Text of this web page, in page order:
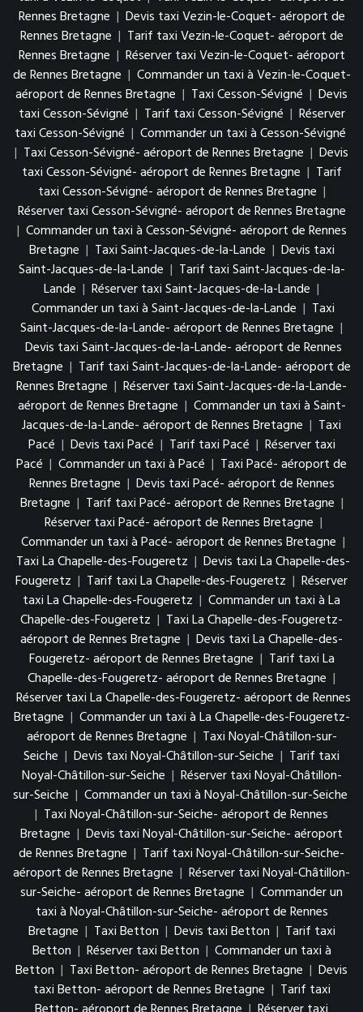
Rennes Bretagne | Devis taxi Vezin-le-Coquet- aéroport de
Rennes Bretagne | Tarif taxi Vezin-le-Coquet- aéroport de
Rennes Bretagne | Réserver taxi Vezin-le-Coquet- aéroport
de Rennes Bretagne | Commander un taxi à Vezin-le-Coquet-
aéroport de Rennes Bretagne | Taxi Cesson-Sévigné | Devis
taxi Cesson-Sévigné | Tarif taxi Cesson-Sévigné | Réserver
taxi Cesson-Sévigné | Commander un taxi à Cesson-Sévigné
| Taxi Cesson-Sévigné- aéroport de Rennes Bretagne | Devis
taxi Cesson-Sévigné- aéroport de Rennes Bretagne | Tarif
taxi Cesson-Sévigné- aéroport de Rennes Bretagne |
Réserver taxi Cesson-Sévigné- aéroport de Rennes Bretagne
| Commander un taxi à Cesson-Sévigné- aéroport de Rennes
Bretagne | Taxi Saint-Jacques-de-la-Lande | Devis taxi
Saint-Jacques-de-la-Lande | Tarif taxi Saint-Jacques-de-la-
Lande | Réserver taxi Saint-Jacques-de-la-Lande |
Commander un taxi à Saint-Jacques-de-la-Lande | Taxi
Saint-Jacques-de-la-Lande- aéroport de Rennes Bretagne |
Devis taxi Saint-Jacques-de-la-Lande- aéroport de Rennes
Bretagne | Tarif taxi Saint-Jacques-de-la-Lande- aéroport de
Rennes Bretagne | Réserver taxi Saint-Jacques-de-la-Lande-
aéroport de Rennes Bretagne | Commander un taxi à Saint-
Jacques-de-la-Lande- aéroport de Rennes Bretagne | Taxi
Pacé | Devis taxi Pacé | Tarif taxi Pacé | Réserver taxi
Pacé | Commander un taxi à Pacé | Taxi Pacé- aéroport de
Rennes Bretagne | Devis taxi Pacé- aéroport de Rennes
Bretagne | Tarif taxi Pacé- aéroport de Rennes Bretagne |
Réserver taxi Pacé- aéroport de Rennes Bretagne |
Commander un taxi à Pacé- aéroport de Rennes Bretagne |
Taxi La Chapelle-des-Fougeretz | Devis taxi La Chapelle-des-
Fougeretz | Tarif taxi La Chapelle-des-Fougeretz | Réserver
taxi La Chapelle-des-Fougeretz | Commander un taxi à La
Chapelle-des-Fougeretz | Taxi La Chapelle-des-Fougeretz-
aéroport de Rennes Bretagne | Devis taxi La Chapelle-des-
Fougeretz- aéroport de Rennes Bretagne | Tarif taxi La
Chapelle-des-Fougeretz- aéroport de Rennes Bretagne |
Réserver taxi La Chapelle-des-Fougeretz- aéroport de Rennes
Bretagne | Commander un taxi à La Chapelle-des-Fougeretz-
aéroport de Rennes Bretagne | Taxi Noyal-Châtillon-sur-
Seiche | Devis taxi Noyal-Châtillon-sur-Seiche | Tarif taxi
Noyal-Châtillon-sur-Seiche | Réserver taxi Noyal-Châtillon-
sur-Seiche | Commander un taxi à Noyal-Châtillon-sur-Seiche
| Taxi Noyal-Châtillon-sur-Seiche- aéroport de Rennes
Bretagne | Devis taxi Noyal-Châtillon-sur-Seiche- aéroport
de Rennes Bretagne | Tarif taxi Noyal-Châtillon-sur-Seiche-
aéroport de Rennes Bretagne | Réserver taxi Noyal-Châtillon-
sur-Seiche- aéroport de Rennes Bretagne | Commander un
taxi à Noyal-Châtillon-sur-Seiche- aéroport de Rennes
Bretagne | Taxi Betton | Devis taxi Betton | Tarif taxi
Betton | Réserver taxi Betton | Commander un taxi à
Betton | Taxi Betton- aéroport de Rennes Bretagne | Devis
taxi Betton- aéroport de Rennes Bretagne | Tarif taxi